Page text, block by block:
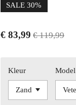
SALE 30%
€ 83,99 € 119,99
Kleur Model